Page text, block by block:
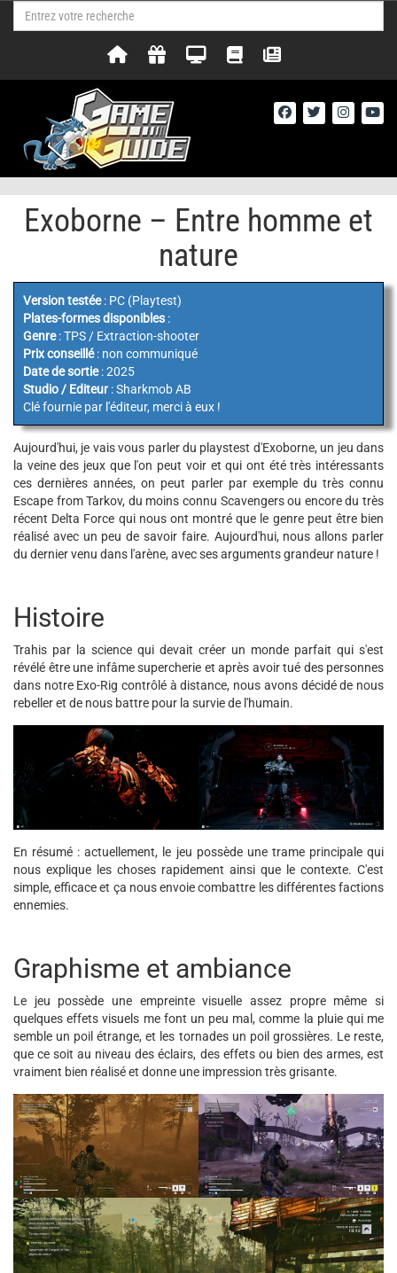
Exoborne – Entre homme et
nature
Version testée: PC (Playtest)
Plates-formes disponibles :
Genre: TPS / Extraction-shooter
Prix conseillé: non communiqué
Date de sortie: 2025
Studio / Editeur : Sharkmob AB
Clé fournie par l'éditeur, merci à eux !
Aujourd'hui, je vais vous parler du playstest d'Exoborne, un jeu dans
la veine des jeux que l'on peut voir et qui ont été très intéressants
ces dernières années, on peut parler par exemple du très connu
Escape from Tarkov, du moins connu Scavengers ou encore du très
récent Delta Force qui nous ont montré que le genre peut être bien
réalisé avec un peu de savoir faire. Aujourd'hui, nous allons parler
du dernier venu dans l'arène, avec ses arguments grandeur nature !
Histoire
Trahis par la science qui devait créer un monde parfait qui s'est
révélé être une infâme supercherie et après avoir tué des personnes
dans notre Exo-Rig contrôlé à distance, nous avons décidé de nous
rebeller et de nous battre pour la survie de l'humain.
En résumé : actuellement, le jeu possède une trame principale qui
nous explique les choses rapidement ainsi que le contexte. C'est
simple, efficace et ça nous envoie combattre les différentes factions
ennemies.
Graphisme et ambiance
Le jeu possède une empreinte visuelle assez propre même si
quelques effets visuels me font un peu mal, comme la pluie qui me
semble un poil étrange, et les tornades un poil grossières. Le reste,
que ce soit au niveau des éclairs, des effets ou bien des armes, est
vraiment bien réalisé et donne une impression très grisante.